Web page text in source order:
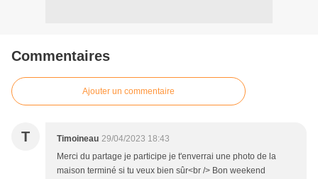
Commentaires
Ajouter un commentaire
T Timoineau 29/04/2023 18:43
Merci du partage je participe je t'enverrai une photo de la
maison terminé si tu veux bien sûr<br /> Bon weekend